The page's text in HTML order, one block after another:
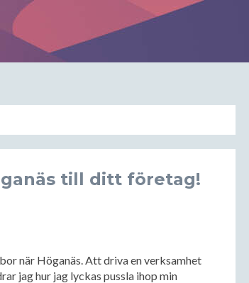
till ditt företag!
när Höganäs. Att driva en verksamhet
jag hur jag lyckas pussla ihop min